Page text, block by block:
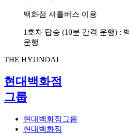
백화점 셔틀버스 이용
1호차 탑승 (10분 간격 운행) :
운행
THE HYUNDAI
현대백화점
그룹
현대백화점그룹
현대백화점